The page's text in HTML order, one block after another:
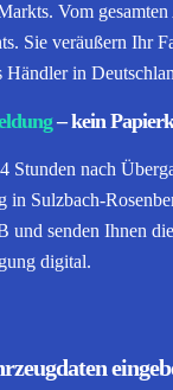
Vom
Sie veräußern Ihr
Händler in
– kein
Stunden nach
in Sulzbach-
und senden Ihnen die
digital.